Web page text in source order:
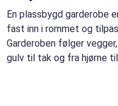
En plassbygd garderobe
fast inn i rommet og
Garderoben følger
gulv til tak og fra hjørne